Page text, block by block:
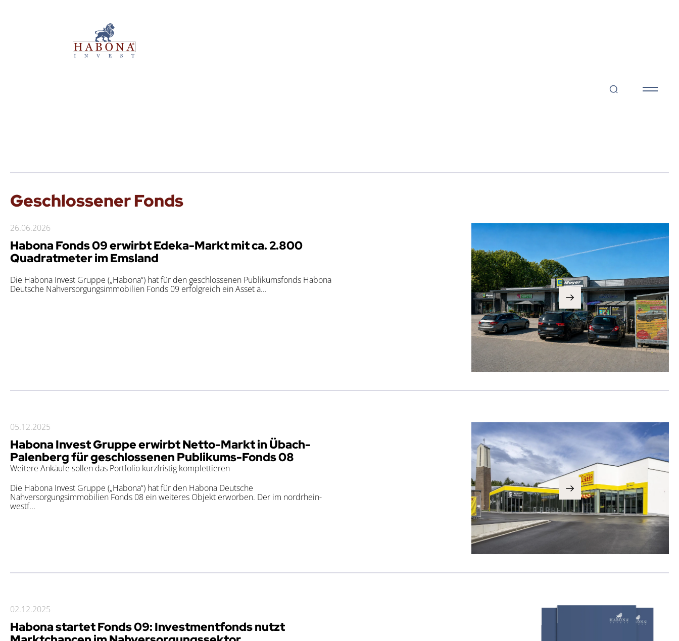
Geschlossener Fonds
26.06.2026
Habona Fonds 09 erwirbt Edeka-Markt mit ca. 2.800
Quadratmeter im Emsland
Die Habona Invest Gruppe („Habona“) hat für den geschlossenen Publikumsfonds Habona
Deutsche Nahversorgungsimmobilien Fonds 09 erfolgreich ein Asset a...
05.12.2025
Habona Invest Gruppe erwirbt Netto-Markt in Übach-
Palenberg für geschlossenen Publikums-Fonds 08
Weitere Ankäufe sollen das Portfolio kurzfristig komplettieren
Die Habona Invest Gruppe („Habona“) hat für den Habona Deutsche
Nahversorgungsimmobilien Fonds 08 ein weiteres Objekt erworben. Der im nordrhein-
westf...
02.12.2025
Habona startet Fonds 09: Investmentfonds nutzt